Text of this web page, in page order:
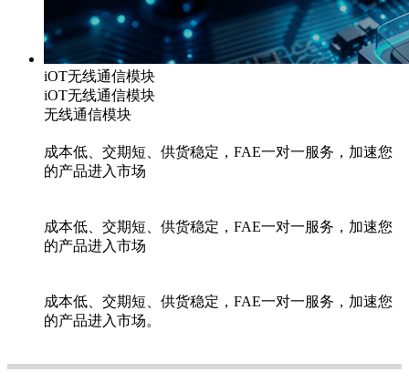
iOT无线通信模块
iOT无线通信模块
无线通信模块
成本低、交期短、供货稳定，FAE一对一服务，加速您
的产品进入市场
成本低、交期短、供货稳定，FAE一对一服务，加速您
的产品进入市场
成本低、交期短、供货稳定，FAE一对一服务，加速您
的产品进入市场。